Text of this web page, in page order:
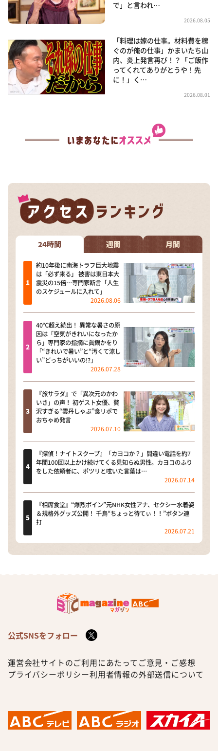
で」と言われ…
2026.08.05
「料理は嫁の仕事。材料費を稼
ぐのが俺の仕事」かまいたち山
内、炎上発言再び！？「ご飯作
ってくれてありがとうや！先
に！」く…
2026.08.01
24時間 週間 月間
約10年後に南海トラフ巨大地震
は「必ず来る」 被害は東日本大
震災の15倍…専門家断言「人生
のスケジュールに入れて」
2026.08.06
40℃超え続出！ 異常な暑さの原
因は「空気がきれいになったか
ら」専門家の指摘に眞鍋かをり
「“きれいで暑い”と“汚くて涼し
い”どっちがいいの!?」
2026.07.28
『旅サラダ』で「異次元のかわ
いさ」の声！ 初ゲスト女優、贅
沢すぎる“雲丹しゃぶ”食リポで
おちゃめ発言
2026.07.10
『探偵！ナイトスクープ』「カヨコか？」間違い電話を約7
年間100回以上かけ続けてくる見知らぬ男性。カヨコのふり
をした依頼者に、ポツリと呟いた言葉は…
2026.07.14
『相席食堂』“爆烈ボイン”元NHK女性アナ、セクシー水着姿
＆規格外グッズ公開！ 千鳥“ちょっと待てぃ！！”ボタン連
打
2026.07.21
公式SNSをフォロー
運営会社サイトのご利用にあたって ご意見・ご感想
プライバシーポリシー利用者情報の外部送信について